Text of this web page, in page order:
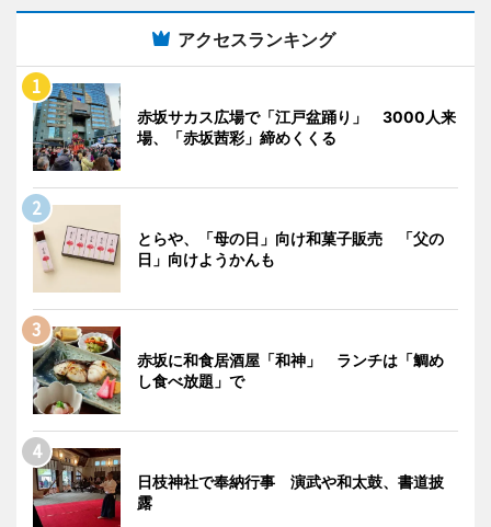
アクセスランキング
赤坂サカス広場で「江戸盆踊り」 3000人来
場、「赤坂茜彩」締めくくる
とらや、「母の日」向け和菓子販売 「父の
日」向けようかんも
赤坂に和食居酒屋「和神」 ランチは「鯛め
し食べ放題」で
日枝神社で奉納行事 演武や和太鼓、書道披
露